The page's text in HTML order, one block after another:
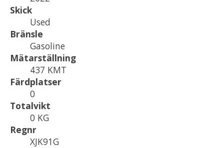
Skick
Used
Bränsle
Gasoline
Mätarställning
437 KMT
Färdplatser
0
Totalvikt
0 KG
Regnr
XJK91G